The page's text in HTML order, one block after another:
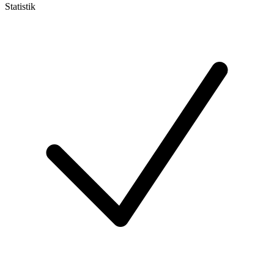
Statistik